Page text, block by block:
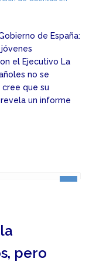
de España:
el Ejecutivo La
no se
que su
un informe
pero